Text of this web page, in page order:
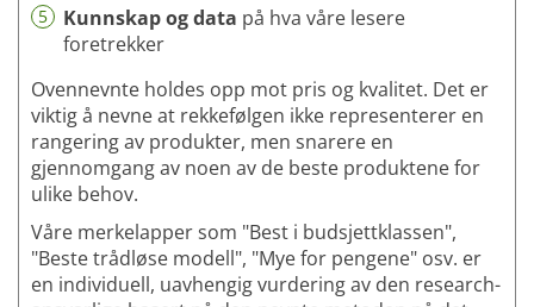
5 Kunnskap og data på hva våre lesere
foretrekker
Ovennevnte holdes opp mot pris og kvalitet. Det er
viktig å nevne at rekkefølgen ikke representerer en
rangering av produkter, men snarere en
gjennomgang av noen av de beste produktene for
ulike behov.
Våre merkelapper som "Best i budsjettklassen",
"Beste trådløse modell", "Mye for pengene" osv. er
en individuell, uavhengig vurdering av den research-